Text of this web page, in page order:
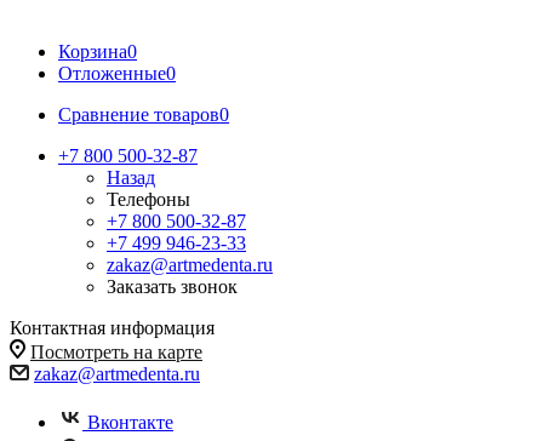
Корзина0
Отложенные0
Сравнение товаров0
+7 800 500-32-87
Назад
Телефоны
+7 800 500-32-87
+7 499 946-23-33
zakaz@artmedenta.ru
Заказать звонок
Контактная информация
Посмотреть на карте
zakaz@artmedenta.ru
Вконтакте